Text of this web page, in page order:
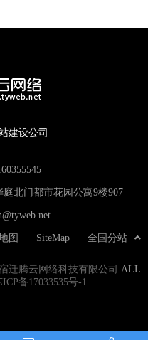
建设公司
北门都市花园公寓9楼907
全国分站
SiteMap
图
迁腾云网络科技有限公司
ALL
ICP备17033535号-1